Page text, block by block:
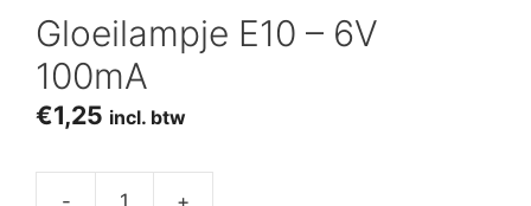
Gloeilampje E10 – 6V
100mA
€1,25 incl. btw
- +